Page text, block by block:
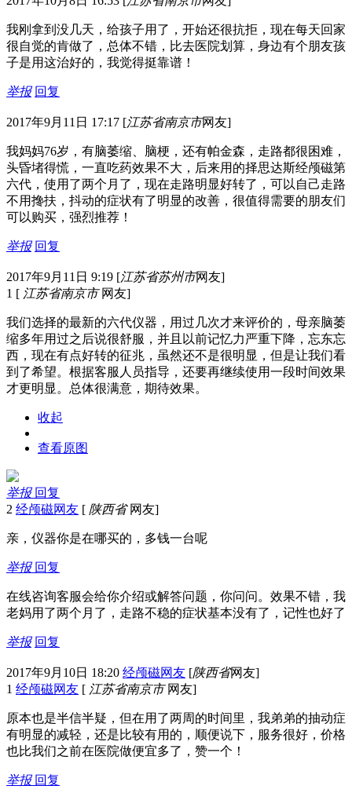
我刚拿到没几天，给孩子用了，开始还很抗拒，现在每天回家
很自觉的肯做了，总体不错，比去医院划算，身边有个朋友孩
子是用这治好的，我觉得挺靠谱！
举报 回复
2017年9月11日 17:17 [江苏省南京市网友]
我妈妈76岁，有脑萎缩、脑梗，还有帕金森，走路都很困难，
头昏堵得慌，一直吃药效果不大，后来用的择思达斯经颅磁第
六代，使用了两个月了，现在走路明显好转了，可以自己走路
不用搀扶，抖动的症状有了明显的改善，很值得需要的朋友们
可以购买，强烈推荐！
举报 回复
2017年9月11日 9:19 [江苏省苏州市网友]
1 [ 江苏省南京市 网友]
我们选择的最新的六代仪器，用过几次才来评价的，母亲脑萎
缩多年用过之后说很舒服，并且以前记忆力严重下降，忘东忘
西，现在有点好转的征兆，虽然还不是很明显，但是让我们看
到了希望。根据客服人员指导，还要再继续使用一段时间效果
才更明显。总体很满意，期待效果。
收起
查看原图
举报 回复
2 经颅磁网友 [ 陕西省网友]
亲，仪器你是在哪买的，多钱一台呢
举报 回复
在线咨询客服会给你介绍或解答问题，你问问。效果不错，我
老妈用了两个月了，走路不稳的症状基本没有了，记性也好了
举报 回复
2017年9月10日 18:20 经颅磁网友 [陕西省网友]
1 经颅磁网友 [ 江苏省南京市网友]
原本也是半信半疑，但在用了两周的时间里，我弟弟的抽动症
有明显的减轻，还是比较有用的，顺便说下，服务很好，价格
也比我们之前在医院做便宜多了，赞一个！
举报 回复